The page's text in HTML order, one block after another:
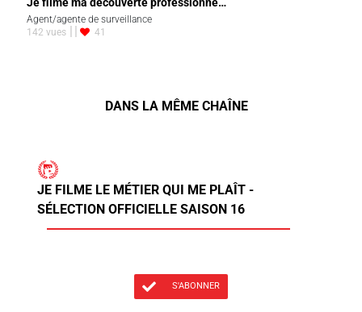
Agent/agente de surveillance
142 vues
41
DANS LA MÊME CHAÎNE
JE FILME LE MÉTIER QUI ME PLAÎT -
SÉLECTION OFFICIELLE SAISON 16
S'ABONNER